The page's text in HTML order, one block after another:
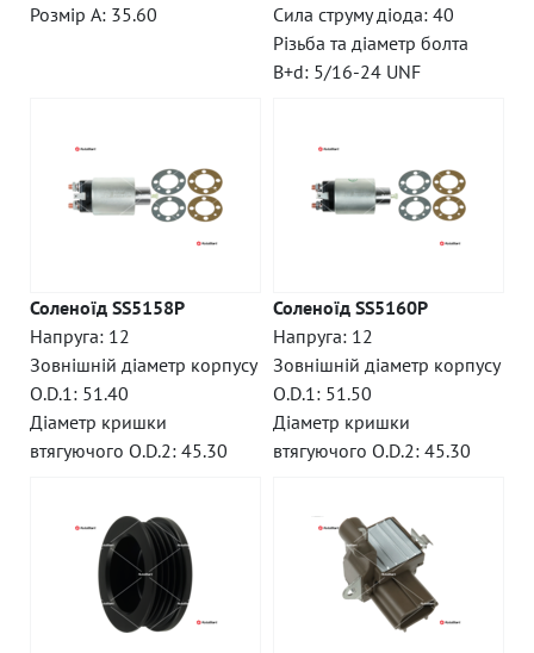
Розмір A: 35.60
Сила струму діода: 40
Різьба та діаметр болта
B+d: 5/16-24 UNF
Соленоїд SS5158P
Напруга: 12
Зовнішній діаметр корпусу
O.D.1: 51.40
Діаметр кришки
втягуючого O.D.2: 45.30
Соленоїд SS5160P
Напруга: 12
Зовнішній діаметр корпусу
O.D.1: 51.50
Діаметр кришки
втягуючого O.D.2: 45.30